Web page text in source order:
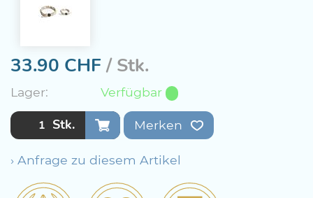
33.90 CHF/ Stk.
Lager: Verfügbar
Stk. Merken
› Anfrage zu diesem Artikel